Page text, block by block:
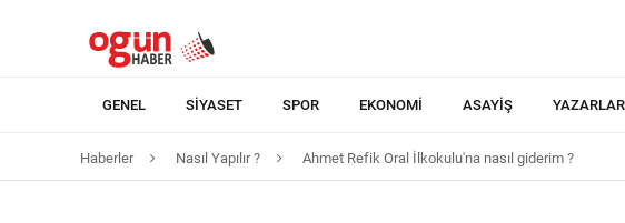
GENEL SIYASET SPOR EKONOMI ASAYIŞ YAZARLAR
Haberler Nasıl Yapılır ? Ahmet Refik Oral İlkokulu'na nasıl giderim ?